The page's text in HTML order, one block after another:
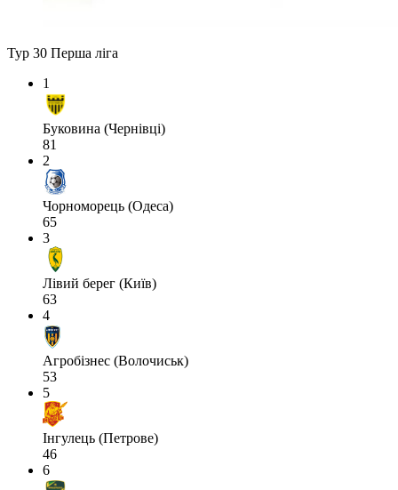
Тур 30 Перша ліга
1
Буковина (Чернівці)
81
2
Чорноморець (Одеса)
65
3
Лівий берег (Київ)
63
4
Агробізнес (Волочиськ)
53
5
Інгулець (Петрове)
46
6